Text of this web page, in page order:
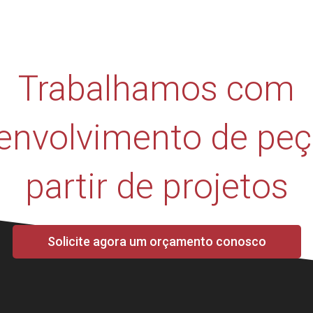
Trabalhamos com
de
partir de projetos
Solicite agora um orçamento conosco